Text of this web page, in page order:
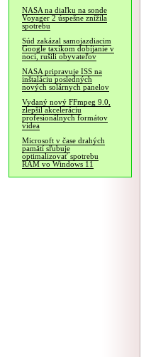
NASA na diaľku na sonde
Voyager 2 úspešne znížila
spotrebu
Súd zakázal samojazdiacim
Google taxíkom dobíjanie v
noci, rušili obyvateľov
NASA pripravuje ISS na
inštaláciu posledných
nových solárnych panelov
Vydaný nový FFmpeg 9.0,
zlepšil akceleráciu
profesionálnych formátov
videa
Microsoft v čase drahých
pamätí sľubuje
optimalizovať spotrebu
RAM vo Windows 11